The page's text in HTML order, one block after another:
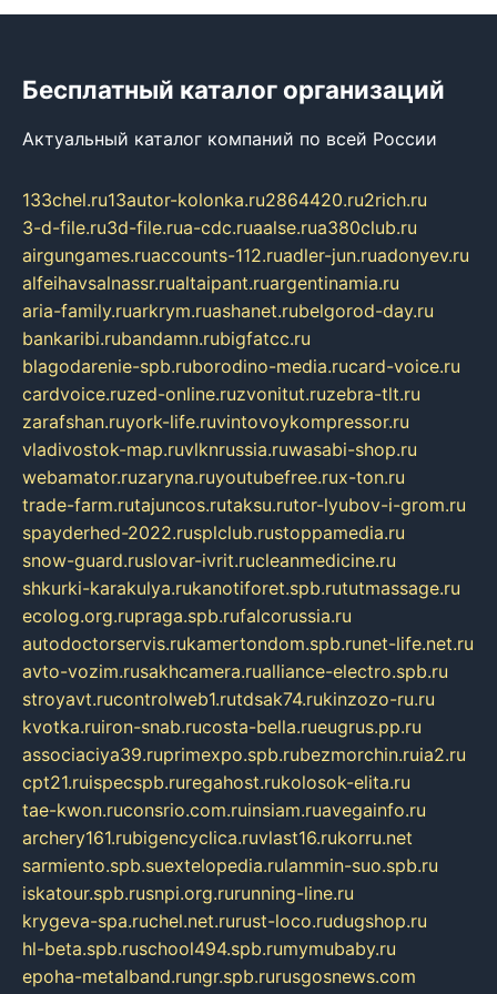
Бесплатный каталог организаций
Актуальный каталог компаний по всей России
133chel.ru13autor-kolonka.ru2864420.ru2rich.ru
3-d-file.ru3d-file.rua-cdc.ruaalse.rua380club.ru
airgungames.ruaccounts-112.ruadler-jun.ruadonyev.ru
alfeihavsalnassr.rualtaipant.ruargentinamia.ru
aria-family.ruarkrym.ruashanet.rubelgorod-day.ru
bankaribi.rubandamn.rubigfatcc.ru
blagodarenie-spb.ruborodino-media.rucard-voice.ru
cardvoice.ruzed-online.ruzvonitut.ruzebra-tlt.ru
zarafshan.ruyork-life.ruvintovoykompressor.ru
vladivostok-map.ruvlknrussia.ruwasabi-shop.ru
webamator.ruzaryna.ruyoutubefree.rux-ton.ru
trade-farm.rutajuncos.rutaksu.rutor-lyubov-i-grom.ru
spayderhed-2022.rusplclub.rustoppamedia.ru
snow-guard.ruslovar-ivrit.rucleanmedicine.ru
shkurki-karakulya.rukanotiforet.spb.rututmassage.ru
ecolog.org.rupraga.spb.rufalcorussia.ru
autodoctorservis.rukamertondom.spb.runet-life.net.ru
avto-vozim.rusakhcamera.rualliance-electro.spb.ru
stroyavt.rucontrolweb1.rutdsak74.rukinzozo-ru.ru
kvotka.ruiron-snab.rucosta-bella.rueugrus.pp.ru
associaciya39.ruprimexpo.spb.rubezmorchin.ruia2.ru
cpt21.ruispecspb.ruregahost.rukolosok-elita.ru
tae-kwon.ruconsrio.com.ruinsiam.ruavegainfo.ru
archery161.rubigencyclica.ruvlast16.rukorru.net
sarmiento.spb.suextelopedia.rulammin-suo.spb.ru
iskatour.spb.rusnpi.org.rurunning-line.ru
krygeva-spa.ruchel.net.rurust-loco.rudugshop.ru
hl-beta.spb.ruschool494.spb.rumymubaby.ru
epoha-metalband.rungr.spb.rurusgosnews.com